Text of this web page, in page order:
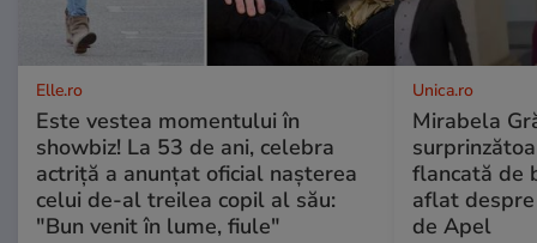
Elle.ro
Este vestea momentului în
showbiz! La 53 de ani, celebra
actriță a anunțat oficial nașterea
celui de-al treilea copil al său:
"Bun venit în lume, fiule"
Unica.ro
Mirabela
flancată de
aflat
de Apel